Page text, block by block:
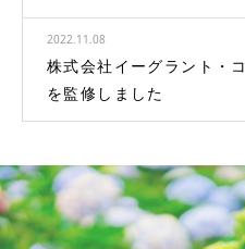
2022.11.08
株式会社イーグラント・
を監修しました